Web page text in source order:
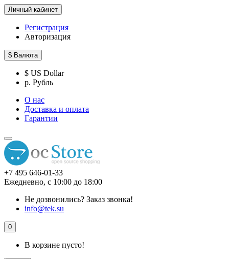
Личный кабинет
Регистрация
Авторизация
$ Валюта
$ US Dollar
р. Рубль
О нас
Доставка и оплата
Гарантии
+7 495 646-01-33
Ежедневно, с 10:00 до 18:00
Не дозвонились? Заказ звонка!
info@tek.su
0
В корзине пусто!